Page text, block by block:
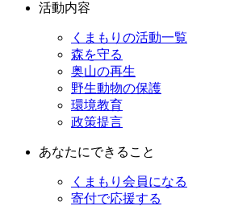
活動内容
くまもりの活動一覧
森を守る
奥山の再生
野生動物の保護
環境教育
政策提言
あなたにできること
くまもり会員になる
寄付で応援する